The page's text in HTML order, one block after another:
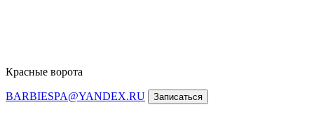
Красные ворота
BARBIESPA@YANDEX.RU Записаться